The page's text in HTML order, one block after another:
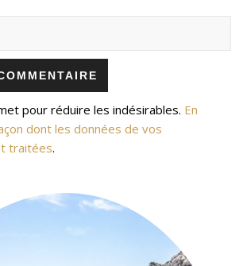
pour réduire les indésirables. En
dont les données de vos
traitées.